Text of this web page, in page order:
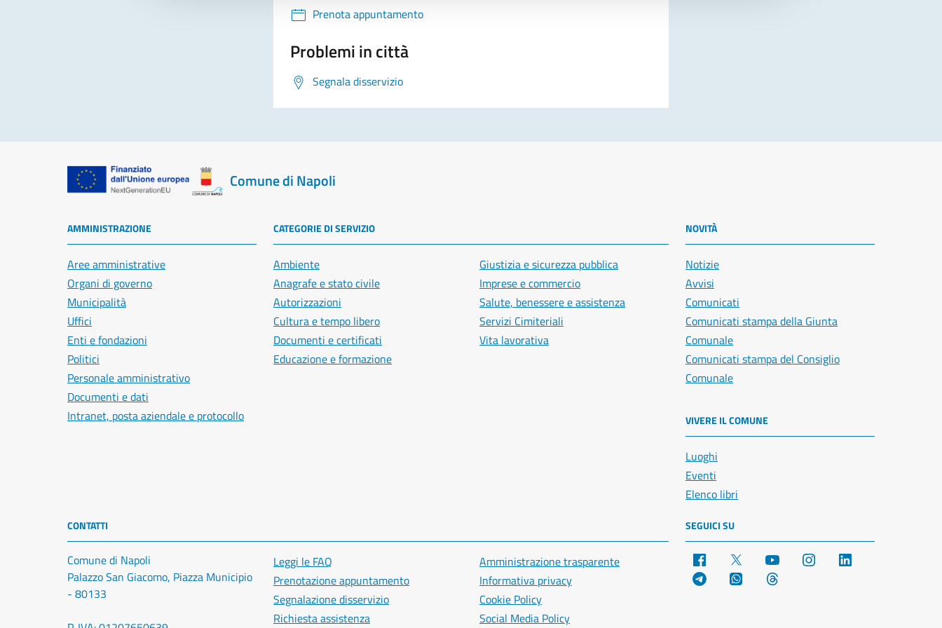
Prenota appuntamento
Problemi in città
Segnala disservizio
Comune di Napoli
AMMINISTRAZIONE
Aree amministrative
Organi di governo
Municipalità
Uffici
Enti e fondazioni
Politici
Personale amministrativo
Documenti e dati
Intranet, posta aziendale e protocollo
CATEGORIE DI SERVIZIO
Ambiente
Anagrafe e stato civile
Autorizzazioni
Cultura e tempo libero
Documenti e certificati
Educazione e formazione
Giustizia e sicurezza pubblica
Imprese e commercio
Salute, benessere e assistenza
Servizi Cimiteriali
Vita lavorativa
NOVITÀ
Notizie
Avvisi
Comunicati
Comunicati stampa della Giunta
Comunale
Comunicati stampa del Consiglio
Comunale
VIVERE IL COMUNE
Luoghi
Eventi
Elenco libri
CONTATTI
Comune di Napoli
Palazzo San Giacomo, Piazza Municipio
- 80133
Leggi le FAQ
Prenotazione appuntamento
Segnalazione disservizio
Richiesta assistenza
Amministrazione trasparente
Informativa privacy
Cookie Policy
Social Media Policy
SEGUICI SU
Facebook YouTube Instagram
Telegram WhatsApp